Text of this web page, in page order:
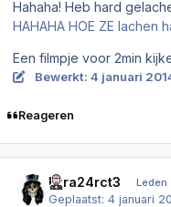
Hahaha! Heb hard
HAHAHA HOE ZE lachen
Een filmpje voor 2min
Bewerkt: 4 januari
Reageren
Ezra24rct3 Leden
Geplaatst:4 januari